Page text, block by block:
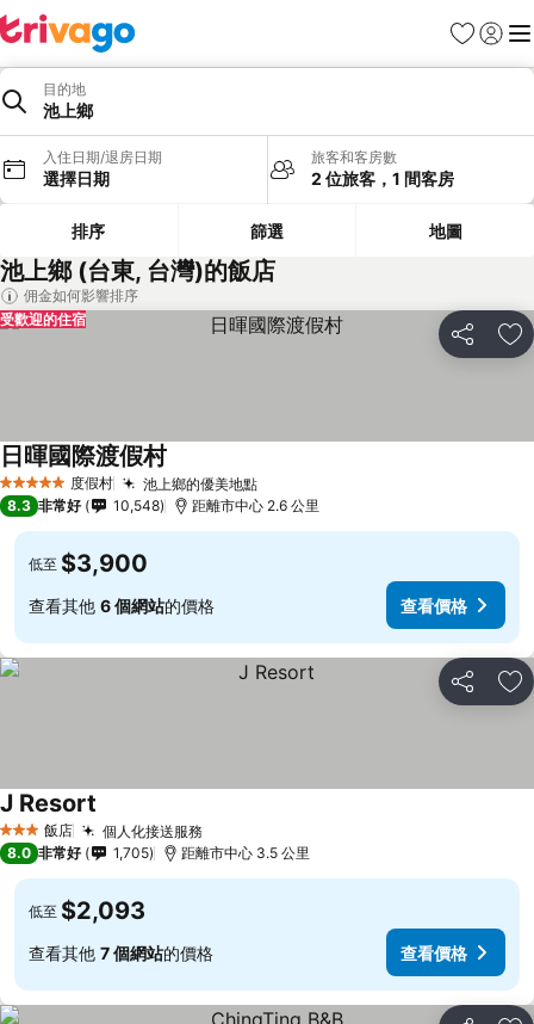
我的最愛
登入 選
目的地
池上鄉
入住日期/退房日期
選擇日期
旅客和客房數
2 位旅客，1 間客房
排序 篩選 地圖
池上鄉 (台東, 台灣)的飯店
佣金如何影響排序
分享 加
受歡迎的住宿
5 星級 度假村 池上鄉的優美地點查看價格
日暉國際渡假村
8.3 非常好 10,548 距離市中心 2.6 公里
低至 $3,900
查看其他 6 個網站的價格 查看價格
分享 加
3 星級 飯店 個人化接送服務
J Resort
8.0 非常好 1,705 距離市中心 3.5 公里
低至 $2,093
查看其他 7 個網站的價格 查看價格